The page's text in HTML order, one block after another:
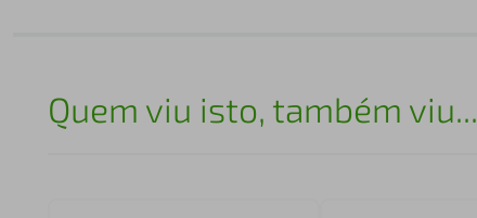
Quem viu isto, também viu...